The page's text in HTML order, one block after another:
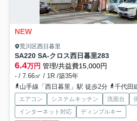
NEW
荒川区西日暮里
SA220 SA-クロス西日暮里283
6.4万円 管理/共益費15,000円
- / 7.66㎡ / 1R /築35年
山手線「西日暮里」駅 徒歩2分
千代田線
エアコン システムキッチン 洗面台
インターネット対応
ディンプルキー